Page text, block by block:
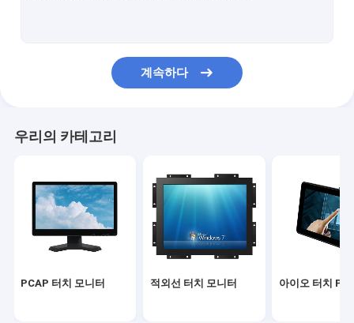
PCAP 터치 포일
TFT LCD 패널
표면 음파 터치 스크린
커브드 터치 스크린 모니터
계속하다
우리의 카테고리
PCAP 터치 모니터 적외선 터치 모니터 아이오 터치 PC